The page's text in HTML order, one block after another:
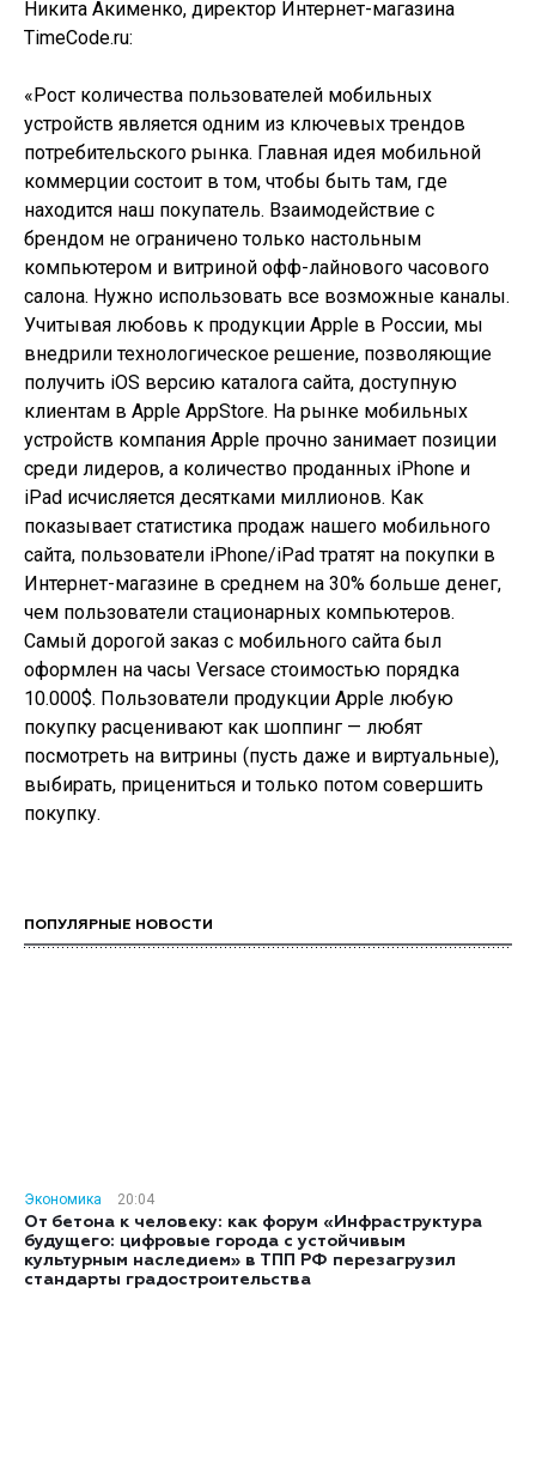
Никита Акименко, директор Интернет-магазина
TimeCode.ru:
«Рост количества пользователей мобильных
устройств является одним из ключевых трендов
потребительского рынка. Главная идея мобильной
коммерции состоит в том, чтобы быть там, где
находится наш покупатель. Взаимодействие с
брендом не ограничено только настольным
компьютером и витриной офф-лайнового часового
салона. Нужно использовать все возможные каналы.
Учитывая любовь к продукции Apple в России, мы
внедрили технологическое решение, позволяющие
получить iOS версию каталога сайта, доступную
клиентам в Apple AppStore. На рынке мобильных
устройств компания Apple прочно занимает позиции
среди лидеров, а количество проданных iPhone и
iPad исчисляется десятками миллионов. Как
показывает статистика продаж нашего мобильного
сайта, пользователи iPhone/iPad тратят на покупки в
Интернет-магазине в среднем на 30% больше денег,
чем пользователи стационарных компьютеров.
Самый дорогой заказ с мобильного сайта был
оформлен на часы Versace стоимостью порядка
10.000$. Пользователи продукции Apple любую
покупку расценивают как шоппинг — любят
посмотреть на витрины (пусть даже и виртуальные),
выбирать, прицениться и только потом совершить
покупку.
ПОПУЛЯРНЫЕ НОВОСТИ
Экономика
20:04
От бетона к человеку: как форум «Инфраструктура
будущего: цифровые города с устойчивым
культурным наследием» в ТПП РФ перезагрузил
стандарты градостроительства